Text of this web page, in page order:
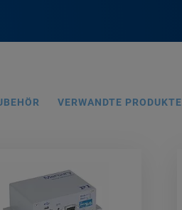
VERWANDTE PRODUKTE